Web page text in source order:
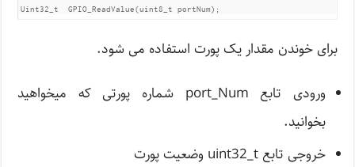
Uint32_t  GPIO_ReadValue(uint8_t portNum);
برای خوندن مقدار یک پورت استفاده می شود.
ورودی تابع port_Num شماره پورتی که میخواهید
بخوانید.
خروجی تابع uint32_t وضعیت پورت